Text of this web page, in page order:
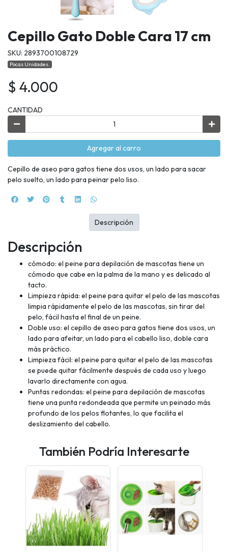
Cepillo Gato Doble Cara 17 cm
SKU: 2893700108729
Pocas Unidades.
$ 4.000
CANTIDAD
Agregar al carro
Cepillo de aseo para gatos tiene dos usos, un lado para sacar
pelo suelto, un lado para peinar pelo liso.
Descripción
cómodo: el peine para depilación de mascotas tiene un
cómodo que cabe en la palma de la mano y es delicado al
tacto.
Limpieza rápida: el peine para quitar el pelo de las mascotas
limpia rápidamente el pelo de las mascotas, sin tirar del
pelo, fácil hasta el final de un peine.
Doble uso: el cepillo de aseo para gatos tiene dos usos, un
lado para afeitar, un lado para el cabello liso, doble cara
más práctico.
Limpieza fácil: el peine para quitar el pelo de las mascotas
se puede quitar fácilmente después de cada uso y luego
lavarlo directamente con agua.
Puntas redondas: el peine para depilación de mascotas
tiene una punta redondeada que permite un peinado más
profundo de los pelos flotantes, lo que facilita el
deslizamiento del cabello.
Descripción
También Podría Interesarte